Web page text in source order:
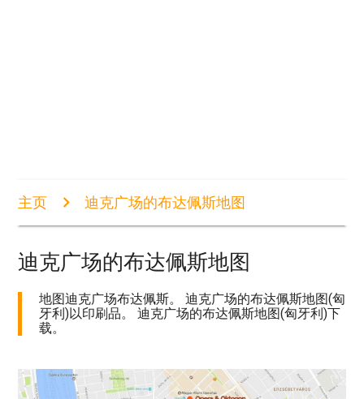
主页 迪克广场的布达佩斯地图
迪克广场的布达佩斯地图
地图迪克广场布达佩斯。 迪克广场的布达佩斯地图(匈
牙利)以印刷品。 迪克广场的布达佩斯地图(匈牙利)下
载。